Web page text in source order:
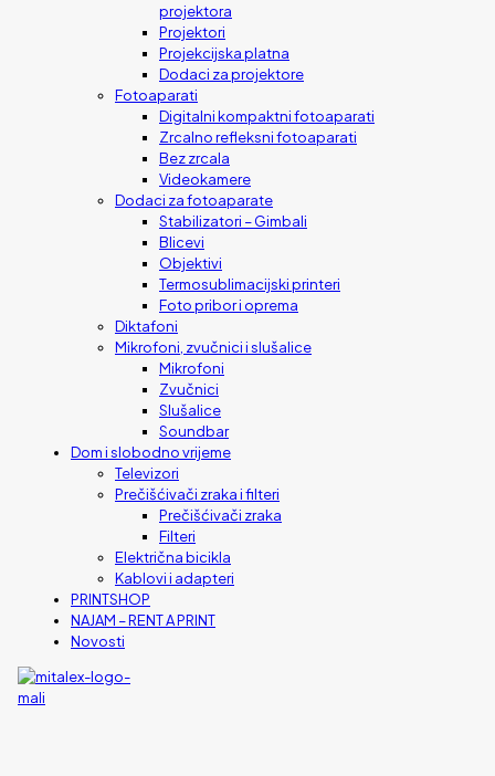
projektora
Projektori
Projekcijska platna
Dodaci za projektore
Fotoaparati
Digitalni kompaktni fotoaparati
Zrcalno refleksni fotoaparati
Bez zrcala
Videokamere
Dodaci za fotoaparate
Stabilizatori – Gimbali
Blicevi
Objektivi
Termosublimacijski printeri
Foto pribor i oprema
Diktafoni
Mikrofoni, zvučnici i slušalice
Mikrofoni
Zvučnici
Slušalice
Soundbar
Dom i slobodno vrijeme
Televizori
Prečišćivači zraka i filteri
Prečišćivači zraka
Filteri
Električna bicikla
Kablovi i adapteri
PRINTSHOP
NAJAM – RENT A PRINT
Novosti